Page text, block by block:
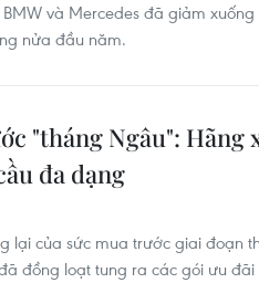
BMW và Mercedes đã giảm
nửa đầu năm.
"tháng Ngâu": Hãng
đa dạng
lại của sức mua trước giai đoạn
đồng loạt tung ra các gói ưu